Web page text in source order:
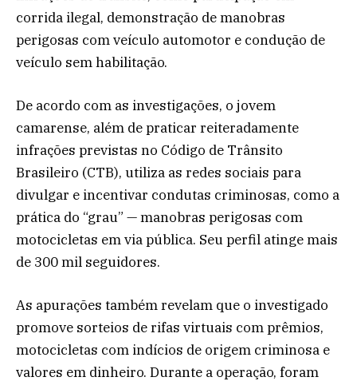
corrida ilegal, demonstração de manobras
perigosas com veículo automotor e condução de
veículo sem habilitação.
De acordo com as investigações, o jovem
camarense, além de praticar reiteradamente
infrações previstas no Código de Trânsito
Brasileiro (CTB), utiliza as redes sociais para
divulgar e incentivar condutas criminosas, como a
prática do “grau” — manobras perigosas com
motocicletas em via pública. Seu perfil atinge mais
de 300 mil seguidores.
As apurações também revelam que o investigado
promove sorteios de rifas virtuais com prêmios,
motocicletas com indícios de origem criminosa e
valores em dinheiro. Durante a operação, foram